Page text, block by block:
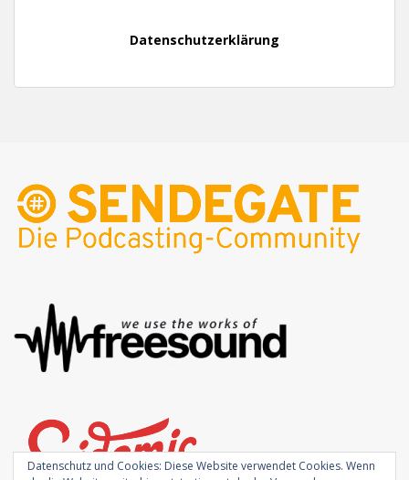
Datenschutzerklärung
Datenschutz und Cookies: Diese Website verwendet Cookies. Wenn